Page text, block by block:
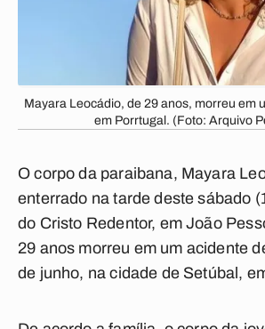
Mayara Leocádio, de 29 anos, morreu em
em Porrtugal. (Foto: Arquivo
O corpo da paraibana, Mayara
enterrado na tarde deste sábado
do Cristo Redentor, em João
29 anos morreu em um acidente
de junho, na cidade de Setúbal,